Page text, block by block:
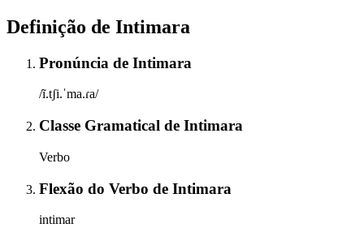
Definição de Intimara
Pronúncia de Intimara
/ĩ.tʃi.ˈma.ɾa/
Classe Gramatical de Intimara
Verbo
Flexão do Verbo de Intimara
intimar